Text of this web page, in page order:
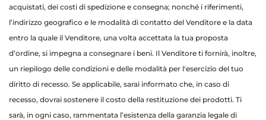
acquistati, dei costi di spedizione e consegna; nonché i riferimenti,
l’indirizzo geografico e le modalità di contatto del Venditore e la data
entro la quale il Venditore, una volta accettata la tua proposta
d’ordine, si impegna a consegnare i beni. Il Venditore ti fornirà, inoltre,
un riepilogo delle condizioni e delle modalità per l'esercizio del tuo
diritto di recesso. Se applicabile, sarai informato che, in caso di
recesso, dovrai sostenere il costo della restituzione dei prodotti. Ti
sarà, in ogni caso, rammentata l’esistenza della garanzia legale di